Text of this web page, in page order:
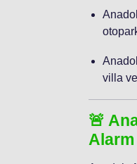
villa ve
🚨